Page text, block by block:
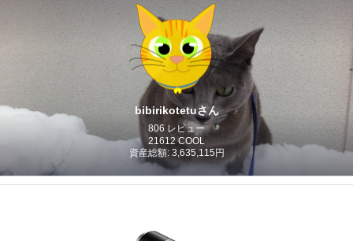
bibirikotetuさん
806 レビュー
21612 COOL
資産総額: 3,635,115円